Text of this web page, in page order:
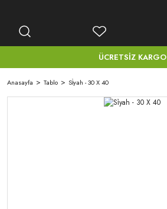
ÜCRETSİZ KARGO
Anasayfa Tablo Si̇yah - 30 X 40